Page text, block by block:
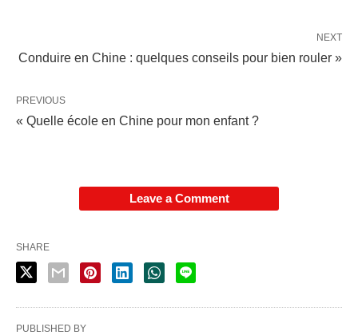
NEXT
Conduire en Chine : quelques conseils pour bien rouler »
PREVIOUS
« Quelle école en Chine pour mon enfant ?
Leave a Comment
SHARE
PUBLISHED BY